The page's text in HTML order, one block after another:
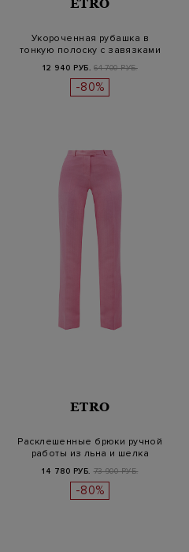
ETRO
Укороченная рубашка в
тонкую полоску с завязками
12 940 РУБ. 64 700 РУБ.
-80%
ETRO
Расклешенные брюки ручной
работы из льна и шелка
14 780 РУБ. 73 900 РУБ.
-80%